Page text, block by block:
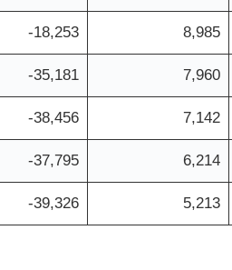
-18,253 8,985
-35,181 7,960
-38,456 7,142
-37,795 6,214
-39,326 5,213